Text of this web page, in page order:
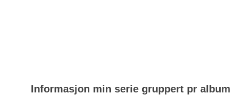
Informasjon min serie gruppert pr